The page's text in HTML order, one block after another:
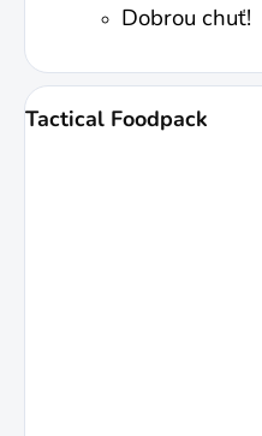
Dobrou chuť!
Tactical Foodpack